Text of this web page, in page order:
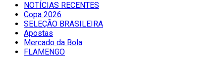
NOTÍCIAS RECENTES
Copa 2026
SELEÇÃO BRASILEIRA
Apostas
Mercado da Bola
FLAMENGO